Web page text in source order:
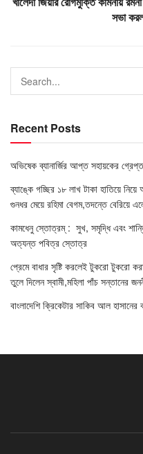
সভা
Recent Posts
অভিষেক ব্যানার্জির আপ্ত সহায়কের
ব্যাঙ্কে গচ্ছির ১৮ লাখ টাকা হাতিয়ে
গুনধর মেয়ে রহিমা বেগম,তদন্তে বেরিয়ে
কামধেনু স্তোত্রম্ : সুখ, সমৃদ্ধি এবং
অত্যন্ত পবিত্র স্তোত্র
প্রেমে বাধার সৃষ্টি করলেই টুকরো টুকরো
তুলে দিলেন স্বামী,মহিলা পাঁচ সন্তানের
বাংলাদেশি ক্রিকেটার সাকিব আল হাসানের